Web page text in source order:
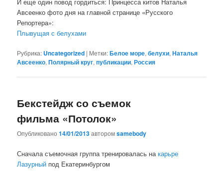
Авсеенко фото дня на главной странице «Русского
Репортера»:
Плывущая с белухами
Рубрика: Uncategorized | Метки:Белое море,белухи,Наталья
Авсеенко,Полярный круг,публикации,Россия
Бекстейдж со съемок
фильма «Потолок»
Опубликовано14/01/2013авторомsamebody
Сначала съемочная группа тренировалась накарьре
Лазурный под Екатеринбургом